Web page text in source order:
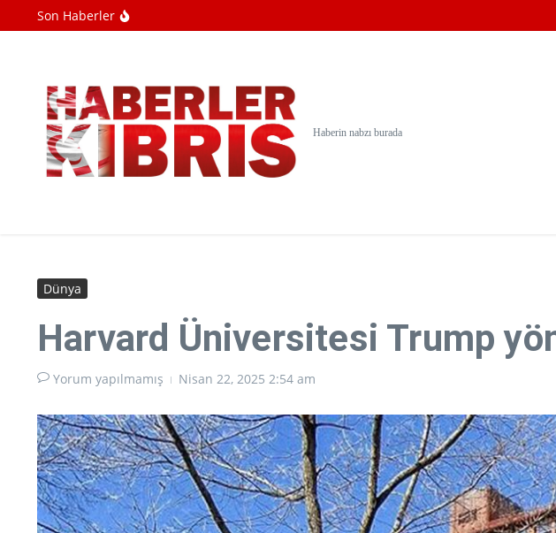
İçeriğe atlaSon Haberler
Haberin nabzı burada
Dünya
Harvard Üniversitesi Trump
Yorum yapılmamış Nisan 22, 2025 2:54 am